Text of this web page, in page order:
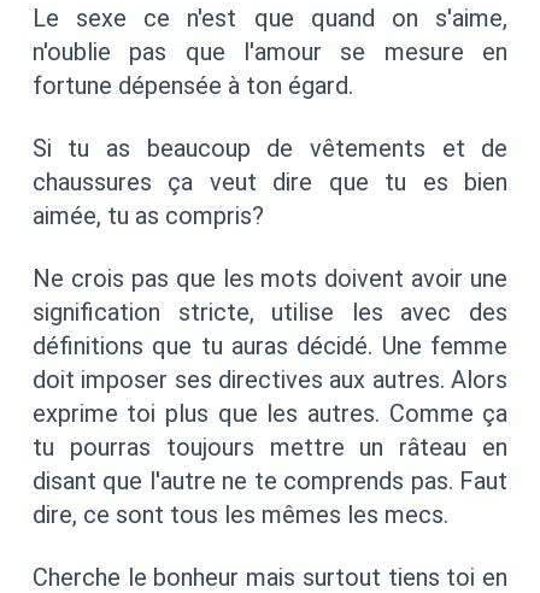
Le sexe ce n'est que quand on s'aime,
n'oublie pas que l'amour se mesure en
fortune dépensée à ton égard.
Si tu as beaucoup de vêtements et de
chaussures ça veut dire que tu es bien
aimée, tu as compris?
Ne crois pas que les mots doivent avoir une
signification stricte, utilise les avec des
définitions que tu auras décidé. Une femme
doit imposer ses directives aux autres. Alors
exprime toi plus que les autres. Comme ça
tu pourras toujours mettre un râteau en
disant que l'autre ne te comprends pas. Faut
dire, ce sont tous les mêmes les mecs.
Cherche le bonheur mais surtout tiens toi en